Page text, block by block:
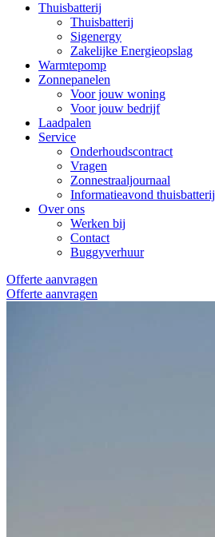
Thuisbatterij
Thuisbatterij
Sigenergy
Zakelijke Energieopslag
Warmtepomp
Zonnepanelen
Voor jouw woning
Voor jouw bedrijf
Laadpalen
Service
Onderhoudscontract
Vragen
Zonnestraaljournaal
Informatieavond thuisbatterij
Over ons
Werken bij
Contact
Buggyverhuur
Offerte aanvragen
Offerte aanvragen